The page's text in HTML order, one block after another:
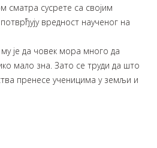
сматра сусрете са својим
вредност наученог на
је да човек мора много да
мало зна. Зато се труди да што
пренесе ученицима у земљи и